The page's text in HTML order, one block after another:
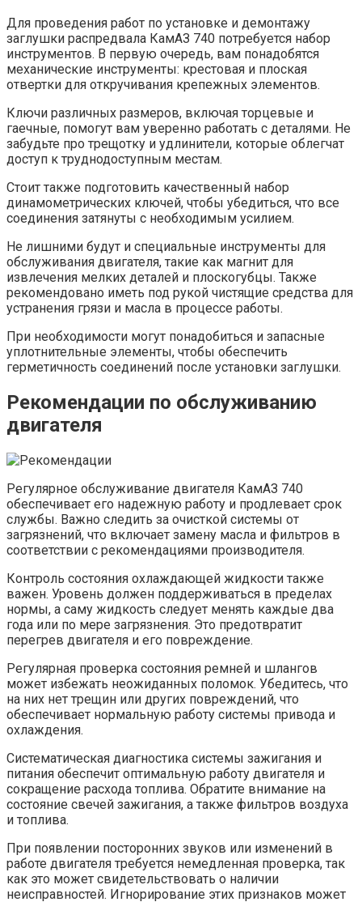
Для проведения работ по установке и демонтажу
заглушки распредвала КамАЗ 740 потребуется набор
инструментов. В первую очередь, вам понадобятся
механические инструменты: крестовая и плоская
отвертки для откручивания крепежных элементов.
Ключи различных размеров, включая торцевые и
гаечные, помогут вам уверенно работать с деталями. Не
забудьте про трещотку и удлинители, которые облегчат
доступ к труднодоступным местам.
Стоит также подготовить качественный набор
динамометрических ключей, чтобы убедиться, что все
соединения затянуты с необходимым усилием.
Не лишними будут и специальные инструменты для
обслуживания двигателя, такие как магнит для
извлечения мелких деталей и плоскогубцы. Также
рекомендовано иметь под рукой чистящие средства для
устранения грязи и масла в процессе работы.
При необходимости могут понадобиться и запасные
уплотнительные элементы, чтобы обеспечить
герметичность соединений после установки заглушки.
Рекомендации по обслуживанию
двигателя
Регулярное обслуживание двигателя КамАЗ 740
обеспечивает его надежную работу и продлевает срок
службы. Важно следить за очисткой системы от
загрязнений, что включает замену масла и фильтров в
соответствии с рекомендациями производителя.
Контроль состояния охлаждающей жидкости также
важен. Уровень должен поддерживаться в пределах
нормы, а саму жидкость следует менять каждые два
года или по мере загрязнения. Это предотвратит
перегрев двигателя и его повреждение.
Регулярная проверка состояния ремней и шлангов
может избежать неожиданных поломок. Убедитесь, что
на них нет трещин или других повреждений, что
обеспечивает нормальную работу системы привода и
охлаждения.
Систематическая диагностика системы зажигания и
питания обеспечит оптимальную работу двигателя и
сокращение расхода топлива. Обратите внимание на
состояние свечей зажигания, а также фильтров воздуха
и топлива.
При появлении посторонних звуков или изменений в
работе двигателя требуется немедленная проверка, так
как это может свидетельствовать о наличии
неисправностей. Игнорирование этих признаков может